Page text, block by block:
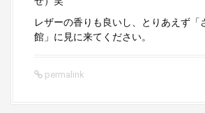
レザーの香りも良いし、とりあえず「
館」に見に来てください。
permalink